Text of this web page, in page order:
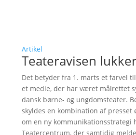
Artikel
Teateravisen
Det betyder fra 1. marts et farvel
et medie, der har været målrettet
dansk børne- og ungdomsteater.
skyldes en kombination af presset
om en ny kommunikationsstrategi
Teatercentrum, der samtidig